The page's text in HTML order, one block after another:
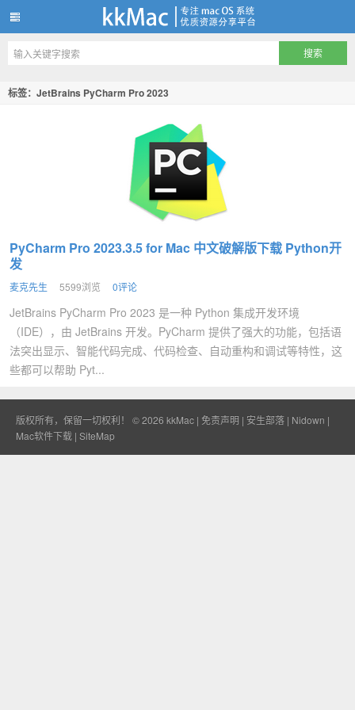
kkMac
标签：JetBrains PyCharm Pro 2023
PyCharm Pro 2023.3.5 for Mac 中文破解版下载 Python开
发
麦克先生 5599浏览 0评论
JetBrains PyCharm Pro 2023 是一种 Python 集成开发环境
（IDE），由 JetBrains 开发。PyCharm 提供了强大的功能，包括语
法突出显示、智能代码完成、代码检查、自动重构和调试等特性，这
些都可以帮助 Pyt...
版权所有，保留一切权利！ © 2026 kkMac | 免责声明 | 安生部落 | Nidown |
Mac软件下载 | SiteMap